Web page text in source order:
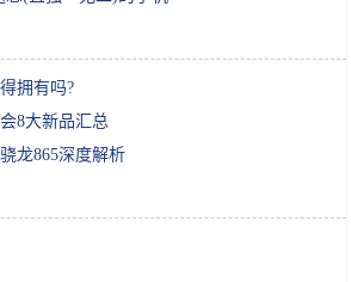
拥有吗?
8大新品汇总
龙865深度解析